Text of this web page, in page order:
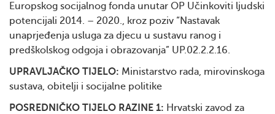
Europskog socijalnog fonda unutar OP Učinkoviti ljudski
potencijali 2014. – 2020., kroz poziv “Nastavak
unaprjeđenja usluga za djecu u sustavu ranog i
predškolskog odgoja i obrazovanja” UP.02.2.2.16.
UPRAVLJAČKO TIJELO: Ministarstvo rada, mirovinskoga
sustava, obitelji i socijalne politike
POSREDNIČKO TIJELO RAZINE 1: Hrvatski zavod za